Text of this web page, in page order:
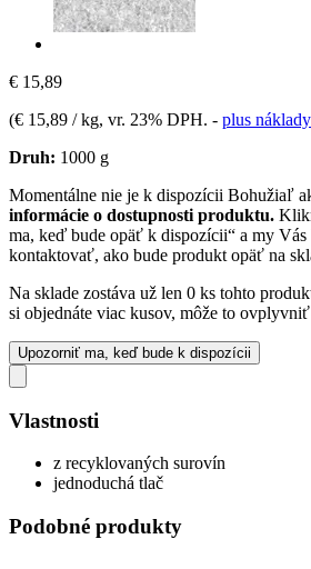
€ 15,89
(€ 15,89 / kg, vr. 23% DPH. - plus
Druh: 1000 g
Momentálne nie je k dispozícii Bohužiaľ
informácie o dostupnosti produktu.
ma, keď bude opäť k dispozícii“ a my Vás
kontaktovať, ako bude produkt opäť na
Na sklade zostáva už len 0 ks tohto
si objednáte viac kusov, môže to
Upozorniť ma, keď bude k dispozícii
Vlastnosti
z recyklovaných surovín
jednoduchá tlač
Podobné produkty